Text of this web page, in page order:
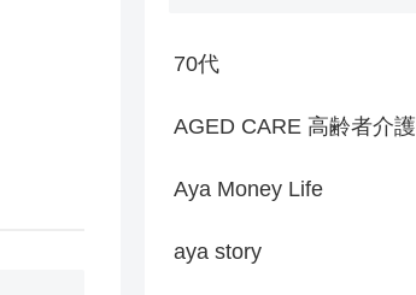
70代
AGED CARE 高齢者介護
Aya Money Life
aya story